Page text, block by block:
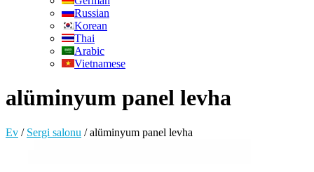
Russian
Korean
Thai
Arabic
Vietnamese
alüminyum panel levha
Ev / Sergi salonu /alüminyum panel levha